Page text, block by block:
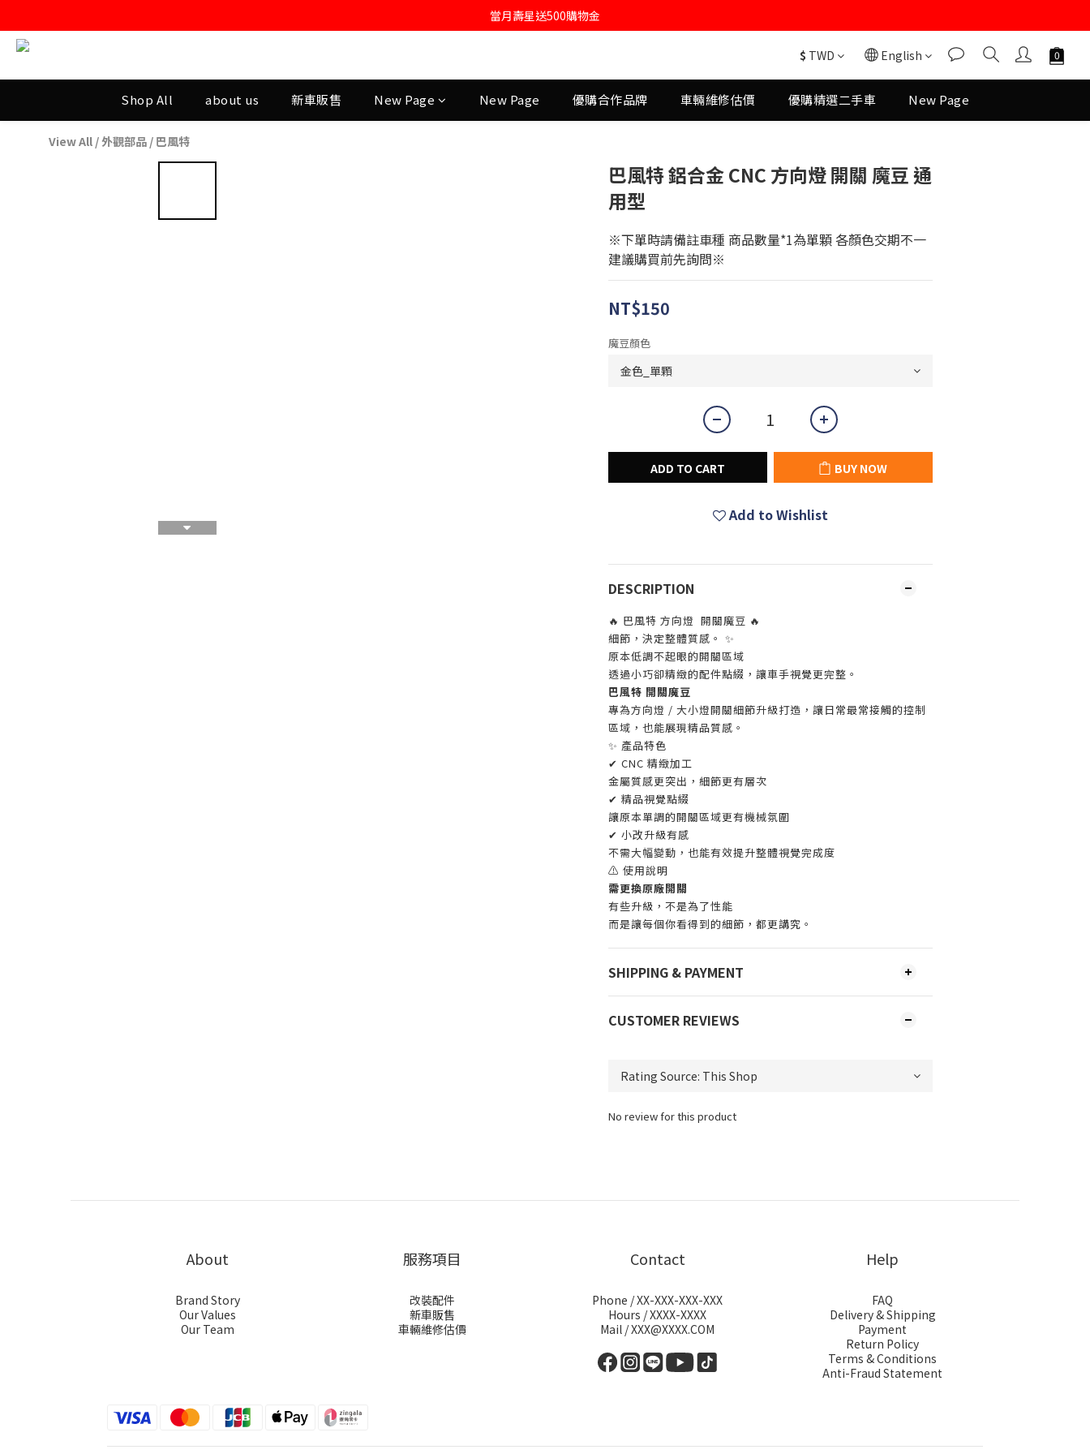
註冊會員即送購物金100
當月壽星送500購物金
$ TWD English
Shop All about us 新車販售 New Page New Page 優購合作品牌 車輛維修估價 優購精選二手車 New Page
View All / 外觀部品 / 巴風特
巴風特 鋁合金 CNC 方向燈 開關 魔豆 通
用型
※下單時請備註車種 商品數量*1為單顆 各顏色交期不一
建議購買前先詢問※
NT$150
魔豆顏色
ADD TO CART BUY NOW
Add to Wishlist
DESCRIPTION
🔥 巴風特 方向燈 開關魔豆 🔥
細節，決定整體質感。 ✨
原本低調不起眼的開關區域
透過小巧卻精緻的配件點綴，讓車手視覺更完整。
巴風特 開關魔豆
專為方向燈 / 大小燈開關細節升級打造，讓日常最常接觸的控制
區域，也能展現精品質感。
✨ 產品特色
✔ CNC 精緻加工
金屬質感更突出，細節更有層次
✔ 精品視覺點綴
讓原本單調的開關區域更有機械氛圍
✔ 小改升級有感
不需大幅變動，也能有效提升整體視覺完成度
⚠ 使用說明
需更換原廠開關
有些升級，不是為了性能
而是讓每個你看得到的細節，都更講究。
SHIPPING & PAYMENT
CUSTOMER REVIEWS
No review for this product
About
Brand Story
Our Values
Our Team
服務項目
改裝配件
新車販售
車輛維修估價
Contact
Phone / XX-XXX-XXX-XXX
Hours / XXXX-XXXX
Mail / XXX@XXXX.COM
Help
FAQ
Delivery & Shipping
Payment
Return Policy
Terms & Conditions
Anti-Fraud Statement